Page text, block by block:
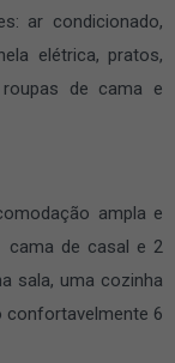
ar condicionado,
elétrica, pratos,
de cama e
ampla e
cama de casal e 2
sala, uma cozinha
confortavelmente 6